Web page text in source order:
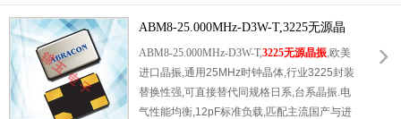
MCU振荡功耗,有效延长智能手机6G晶振,运动
手环,健康监测手环电池续航20%以上.工作温
域覆盖-40℃~105℃,户外运动暴晒,低温户外佩
戴场景时钟无大幅漂移.最大驱动功率0.5μW适
配低功耗主控,标准编带适配高速SMT贴片,同
时兼容便携IoT测温,无线耳机副时钟电路.
ABM8-25.000MHz-D3W-T,3225无源晶
振,欧美进口晶振
ABM8-25.000MHz-D3W-T,3225无源晶振,欧美
进口晶振,通用25MHz时钟晶体,行业3225封装
替换性强,可直接替代同规格日系,台系晶振.电
气性能均衡,12pF标准负载,匹配主流国产与进